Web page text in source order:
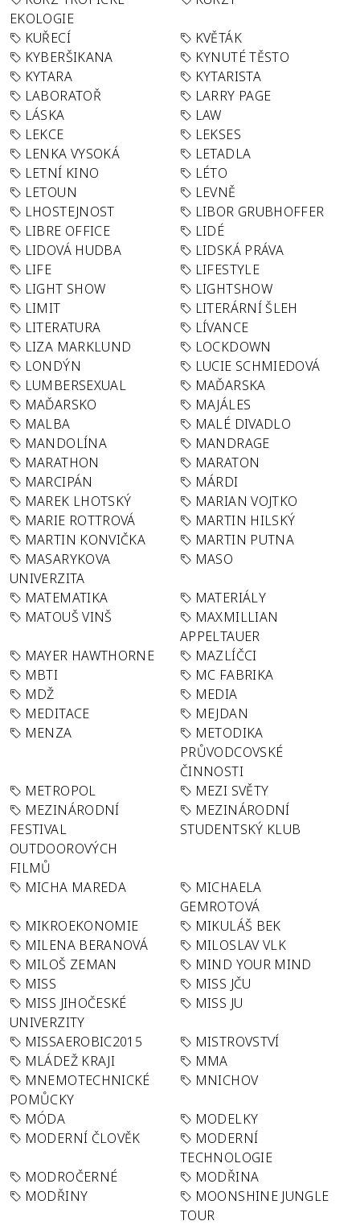
EKOLOGIE
KUŘECÍ
KVĚTÁK
KYBERŠIKANA
KYNUTÉ TĚSTO
KYTARA
KYTARISTA
LABORATOŘ
LARRY PAGE
LÁSKA
LAW
LEKCE
LEKSES
LENKA VYSOKÁ
LETADLA
LETNÍ KINO
LÉTO
LETOUN
LEVNĚ
LHOSTEJNOST
LIBOR GRUBHOFFER
LIBRE OFFICE
LIDÉ
LIDOVÁ HUDBA
LIDSKÁ PRÁVA
LIFE
LIFESTYLE
LIGHT SHOW
LIGHTSHOW
LIMIT
LITERÁRNÍ ŠLEH
LITERATURA
LÍVANCE
LIZA MARKLUND
LOCKDOWN
LONDÝN
LUCIE SCHMIEDOVÁ
LUMBERSEXUAL
MAĎARSKA
MAĎARSKO
MAJÁLES
MALBA
MALÉ DIVADLO
MANDOLÍNA
MANDRAGE
MARATHON
MARATON
MARCIPÁN
MÁRDI
MAREK LHOTSKÝ
MARIAN VOJTKO
MARIE ROTTROVÁ
MARTIN HILSKÝ
MARTIN KONVIČKA
MARTIN PUTNA
MASARYKOVA
UNIVERZITA
MASO
MATEMATIKA
MATERIÁLY
MATOUŠ VINŠ
MAXMILLIAN
APPELTAUER
MAYER HAWTHORNE
MAZLÍČCI
MBTI
MC FABRIKA
MDŽ
MEDIA
MEDITACE
MEJDAN
MENZA
METODIKA
PRŮVODCOVSKÉ
ČINNOSTI
METROPOL
MEZI SVĚTY
MEZINÁRODNÍ
FESTIVAL
OUTDOOROVÝCH
FILMŮ
MEZINÁRODNÍ
STUDENTSKÝ KLUB
MICHA MAREDA
MICHAELA
GEMROTOVÁ
MIKROEKONOMIE
MIKULÁŠ BEK
MILENA BERANOVÁ
MILOSLAV VLK
MILOŠ ZEMAN
MIND YOUR MIND
MISS
MISS JČU
MISS JIHOČESKÉ
UNIVERZITY
MISS JU
MISSAEROBIC2015
MISTROVSTVÍ
MLÁDEŽ KRAJI
MMA
MNEMOTECHNICKÉ
POMŮCKY
MNICHOV
MÓDA
MODELKY
MODERNÍ ČLOVĚK
MODERNÍ
TECHNOLOGIE
MODROČERNÉ
MODŘINA
MODŘINY
MOONSHINE JUNGLE
TOUR